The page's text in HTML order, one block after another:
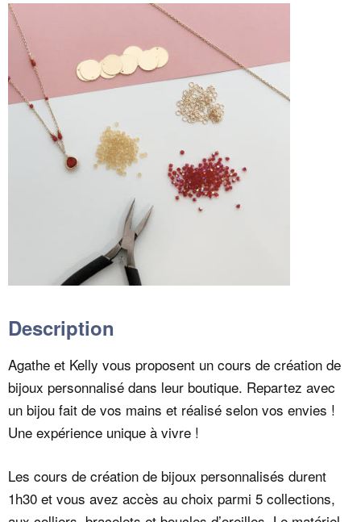
Description
Agathe et Kelly vous proposent un cours de création de
bijoux personnalisé dans leur boutique. Repartez avec
un bijou fait de vos mains et réalisé selon vos envies !
Une expérience unique à vivre !
Les cours de création de bijoux personnalisés durent
1h30 et vous avez accès au choix parmi 5 collections,